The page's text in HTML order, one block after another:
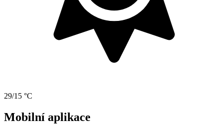
29/15 °C
Mobilní aplikace